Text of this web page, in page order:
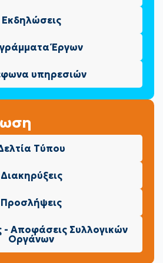
Εκδηλώσεις
Έργων
υπηρεσιών
Τύπου
Διακηρύξεις
Προσλήψεις
- Αποφάσεις Συλλογικών
Οργάνων